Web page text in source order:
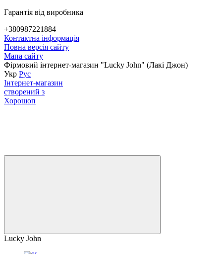
Гарантія від виробника
+380987221884
Контактна інформація
Повна версія сайту
Мапа сайту
Фірмовий інтернет-магазин "Lucky John" (Лакі Джон)
Укр Рус
Інтернет-магазин
створений з
Хорошоп
Lucky John